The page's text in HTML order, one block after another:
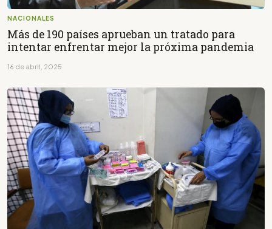
NACIONALES
Más de 190 países aprueban un tratado para
intentar enfrentar mejor la próxima pandemia
16 de abril, 2025